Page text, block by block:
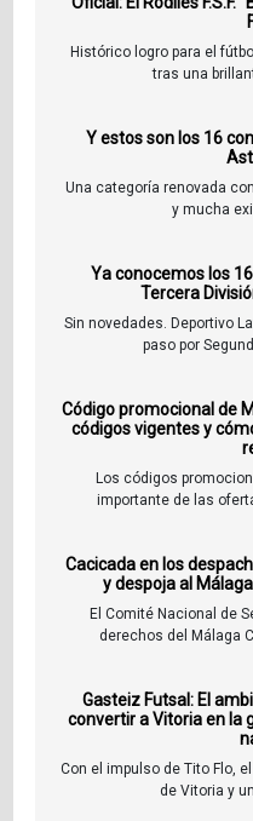
Histórico logro para el
tras una
Y estos son los 16
Una categoría renovada
y mucha
Ya conocemos los
Tercera
Sin novedades. Deportivo
paso por
Código promocional de
códigos vigentes y
Los códigos
importante de las
Cacicada en los
y despoja al
El Comité Nacional de
derechos del Málaga
Gasteiz Futsal: El
convertir a Vitoria en la
Con el impulso de Tito Flo,
de Vitoria y